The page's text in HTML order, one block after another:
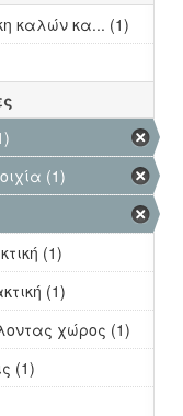
καλών κα... (1)
(1)
(1)
(1)
χώρος (1)
(1)